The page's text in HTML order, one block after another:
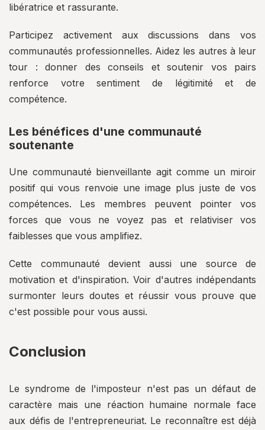
libératrice et rassurante.
Participez activement aux discussions dans vos
communautés professionnelles. Aidez les autres à leur
tour : donner des conseils et soutenir vos pairs
renforce votre sentiment de légitimité et de
compétence.
Les bénéfices d'une communauté
soutenante
Une communauté bienveillante agit comme un miroir
positif qui vous renvoie une image plus juste de vos
compétences. Les membres peuvent pointer vos
forces que vous ne voyez pas et relativiser vos
faiblesses que vous amplifiez.
Cette communauté devient aussi une source de
motivation et d'inspiration. Voir d'autres indépendants
surmonter leurs doutes et réussir vous prouve que
c'est possible pour vous aussi.
Conclusion
Le syndrome de l'imposteur n'est pas un défaut de
caractère mais une réaction humaine normale face
aux défis de l'entrepreneuriat. Le reconnaître est déjà